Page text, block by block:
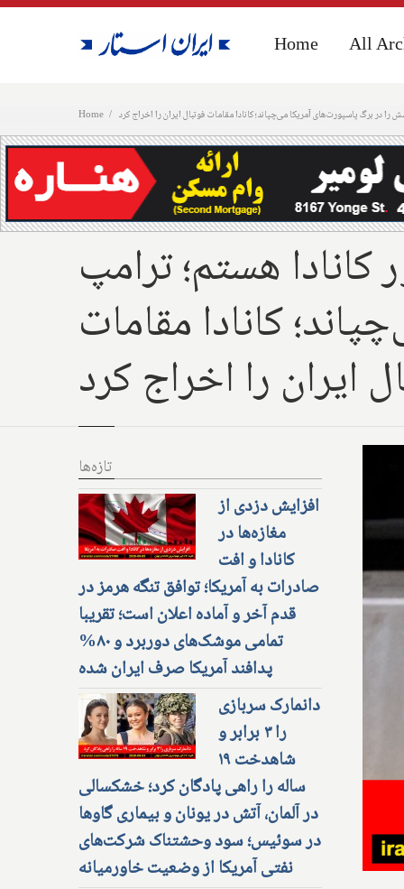
Home در برگ پاسپورت‌های آمریکا می‌چپاند؛ کانادا مقامات فوتبال ایران را اخراج کرد
Home All
Home All
کانادا هستم؛ ترامپ
کانادا مقامات
ایران را اخراج کرد
تازه‌ها
افزایش دزدی از
مغازه‌ها در
کانادا و افت
صادرات به آمریکا؛ توافق تنگه هرمز در
قدم آخر و آماده اعلان است؛ تقریبا
تمامی موشک‌های دوربرد و ۸۰%
پدافند آمریکا صرف ایران شده
دانمارک سربازی
را ۳ برابر و
شاهدخت ۱۹
ساله را راهی پادگان کرد؛ خشکسالی
در آلمان، آتش در یونان و بیماری گاوها
در سوئیس؛ سود وحشتناک شرکت‌های
نفتی آمریکا از وضعیت خاورمیانه